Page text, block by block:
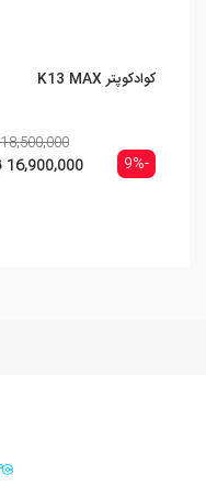
کوادکوپتر K13 MAX
-9%
18,500,000 تومان
16,900,000 تومان